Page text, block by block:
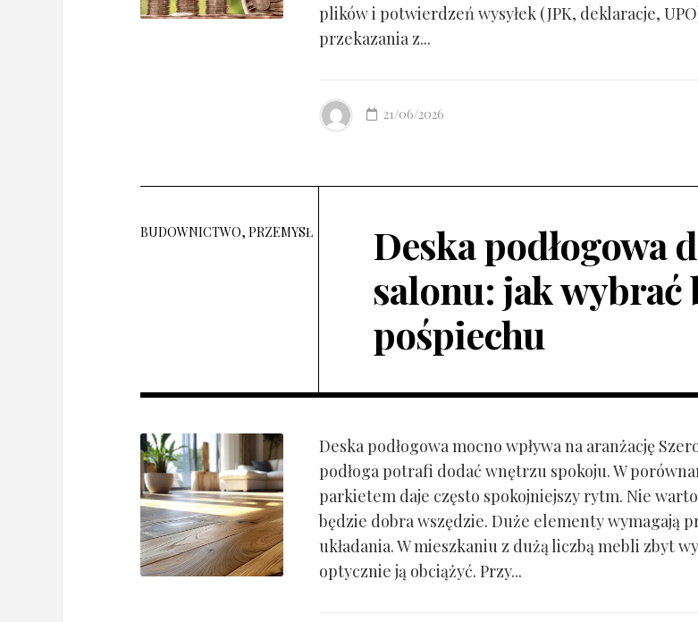
plików i potwierdzeń wysyłek (JPK, deklaracje,
przekazania z...
21/06/2026
BUDOWNICTWO, PRZEMYSŁ
Deska podłogowa
salonu: jak wybrać
pośpiechu
Deska podłogowa mocno wpływa na aranżację
podłoga potrafi dodać wnętrzu spokoju. W
parkietem daje często spokojniejszy rytm. Nie warto
będzie dobra wszędzie. Duże elementy wymagają
układania. W mieszkaniu z dużą liczbą mebli zbyt
optycznie ją obciążyć. Przy...